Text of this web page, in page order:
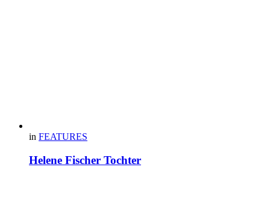
in FEATURES
Helene Fischer Tochter